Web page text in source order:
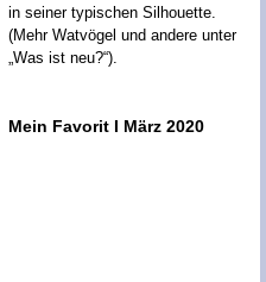
in seiner typischen Silhouette.
(Mehr Watvögel und andere unter
„Was ist neu?“).
Mein Favorit I März 2020